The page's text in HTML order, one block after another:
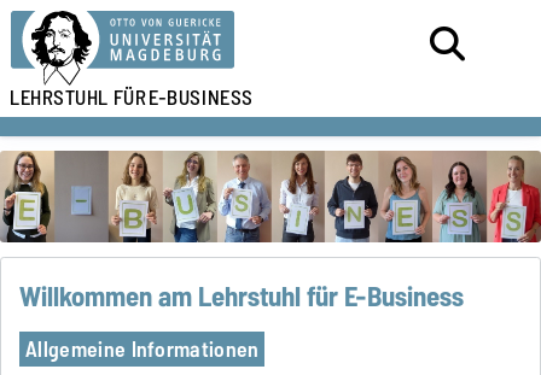
LEHRSTUHL FÜRE-BUSINESS
Willkommen am Lehrstuhl für E-Business
Allgemeine Informationen